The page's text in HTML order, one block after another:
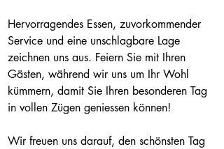
Hervorragendes Essen, zuvorkommender
Service und eine unschlagbare Lage
zeichnen uns aus. Feiern Sie mit Ihren
Gästen, während wir uns um Ihr Wohl
kümmern, damit Sie Ihren besonderen Tag
in vollen Zügen geniessen können!
Wir freuen uns darauf, den schönsten Tag